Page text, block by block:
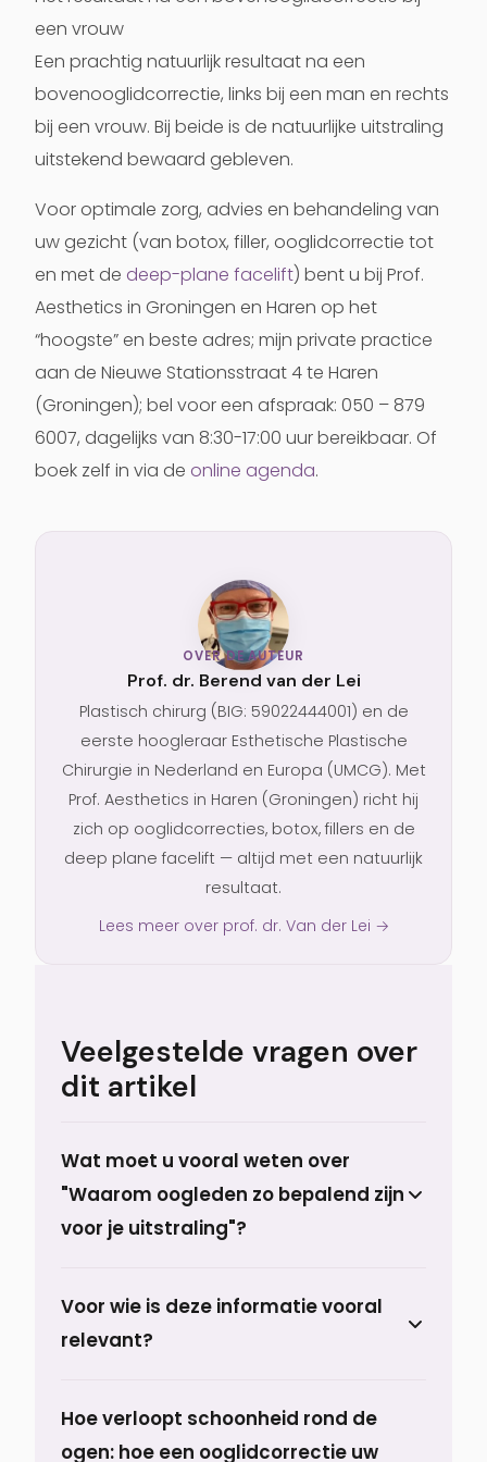
een vrouw
Een prachtig natuurlijk resultaat na een
bovenooglidcorrectie, links bij een man en rechts
bij een vrouw. Bij beide is de natuurlijke uitstraling
uitstekend bewaard gebleven.
Voor optimale zorg, advies en behandeling van
uw gezicht (van botox, filler, ooglidcorrectie tot
en met de deep-plane facelift) bent u bij Prof.
Aesthetics in Groningen en Haren op het
“hoogste” en beste adres; mijn private practice
aan de Nieuwe Stationsstraat 4 te Haren
(Groningen); bel voor een afspraak: 050 – 879
6007, dagelijks van 8:30-17:00 uur bereikbaar. Of
boek zelf in via de online agenda.
OVER DE AUTEUR
Prof. dr. Berend van der Lei
Plastisch chirurg (BIG: 59022444001) en de
eerste hoogleraar Esthetische Plastische
Chirurgie in Nederland en Europa (UMCG). Met
Prof. Aesthetics in Haren (Groningen) richt hij
zich op ooglidcorrecties, botox, fillers en de
deep plane facelift — altijd met een natuurlijk
resultaat.
Lees meer over prof. dr. Van der Lei →
Veelgestelde vragen over
dit artikel
Wat moet u vooral weten over
"Waarom oogleden zo bepalend zijn
voor je uitstraling"?
Aesthetics in Haren bij Groningen:“Een
bovenooglidcorrectie is een relatief kleine
op hoe u zichzelf ervaart in de spiegel,
maar ook op hoe uw omgeving u ziet.
Voor wie is deze informatie vooral
relevant?
around the eyes” ofwel “schoonheid zit
rond de ogen”, is niet zomaar bedacht. Uit
Hoe verloopt schoonheid rond de
ogen: hoe een ooglidcorrectie uw